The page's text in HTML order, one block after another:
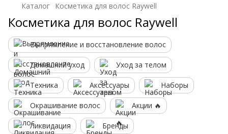
Каталог Косметика для волос Raywell
Косметика для волос Raywell
Выпрямление и восстановление волос
Домашний уход Уход за телом
Техника Аксессуары Наборы
Окрашивание волос Акции 🔥
Ликвидация Бренды